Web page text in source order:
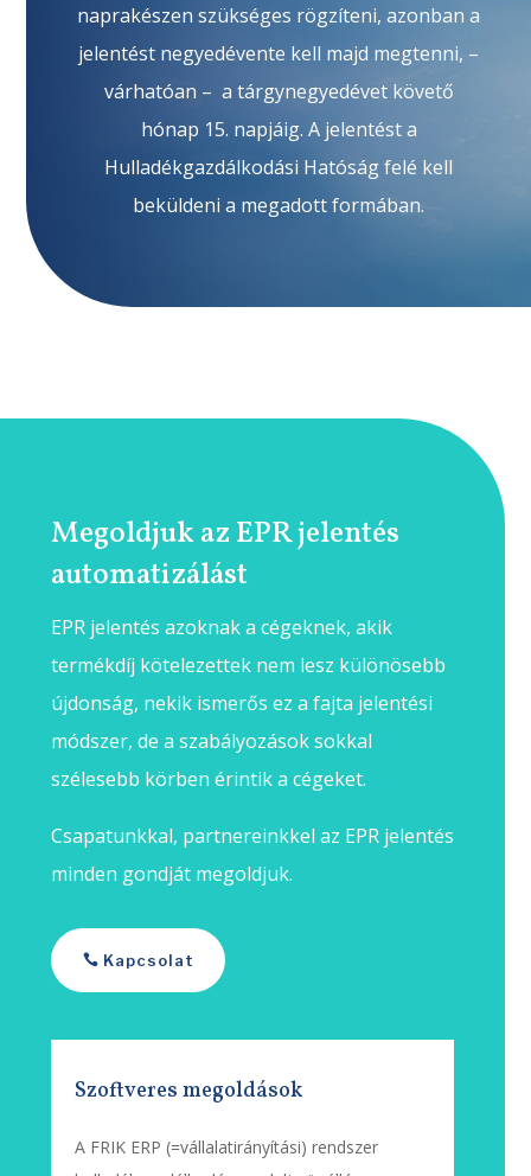
naprakészen szükséges rögzíteni, azonban a
jelentést negyedévente kell majd megtenni, –
várhatóan – a tárgynegyedévet követő
hónap 15. napjáig. A jelentést a
Hulladékgazdálkodási Hatóság felé kell
beküldeni a megadott formában.
Megoldjuk az EPR jelentés
automatizálást
EPR jelentés azoknak a cégeknek, akik
termékdíj kötelezettek nem lesz különösebb
újdonság, nekik ismerős ez a fajta jelentési
módszer, de a szabályozások sokkal
szélesebb körben érintik a cégeket.
Csapatunkkal, partnereinkkel az EPR jelentés
minden gondját megoldjuk.
Kapcsolat
Szoftveres megoldások
A FRIK ERP (=vállalatirányítási) rendszer